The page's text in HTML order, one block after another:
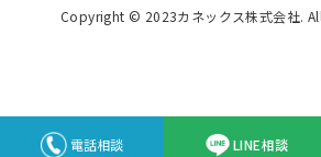
Copyright © 2023カネックス株式会社.
電話相談 LINE相談